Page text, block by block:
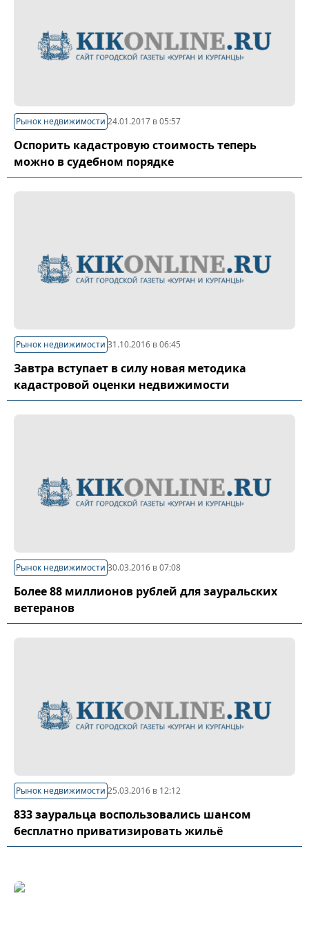
Рынок недвижимости 24.01.2017 в 05:57
Оспорить кадастровую стоимость теперь
можно в судебном порядке
Рынок недвижимости 31.10.2016 в 06:45
Завтра вступает в силу новая методика
кадастровой оценки недвижимости
Рынок недвижимости 30.03.2016 в 07:08
Более 88 миллионов рублей для зауральских
ветеранов
Рынок недвижимости 25.03.2016 в 12:12
833 зауральца воспользовались шансом
бесплатно приватизировать жильё